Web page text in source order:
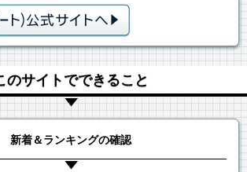
のサイトでできること
新着＆ランキングの確認